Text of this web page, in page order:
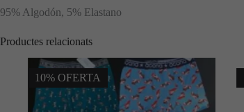
95% Algodón, 5% Elastano
Productes relacionats
10% OFERTA